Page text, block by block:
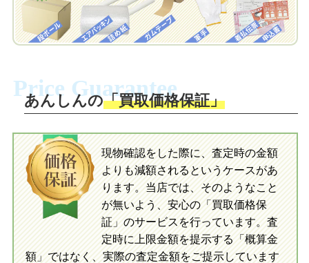
自宅でおもちゃを発送・梱包
梱包キットに同封する発送ガイドの手順
送。当店へ無料で発送いただけます。
入金完了
当店に査定したおもちゃがご到着後、ご
指定の口座に即日入金可能です。
買取の流れ 写真の撮影方法
自宅でおもちゃを発送・梱包
ださい。お電話にて集荷依頼を行い発
送。当店へ無料で発送いただけます。
当店に査定したおもちゃがご到着後、ご
指定の口座に即日入金可能です。
初めての方へ LINE査定の流れ 写真の撮影方法
Price Guarantee
あんしんの「買取価格保証」
現物確認をした際に、査定時の金額
よりも減額されるというケースがあ
ります。当店では、そのようなこと
が無いよう、安心の「買取価格保
証」のサービスを行っています。査
定時に上限金額を提示する「概算金
額」ではなく、実際の査定金額をご提示しています